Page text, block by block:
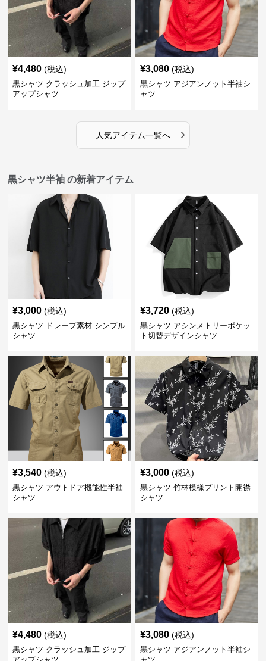
¥4,480 (税込)
黒シャツ クラッシュ加工 ジップ
アップシャツ
¥3,080 (税込)
黒シャツ アジアンノット半袖シ
ャツ
人気アイテム一覧へ ›
黒シャツ半袖 の新着アイテム
¥3,000 (税込)
黒シャツ ドレープ素材 シンプル
シャツ
¥3,720 (税込)
黒シャツ アシンメトリーポケッ
ト切替デザインシャツ
¥3,540 (税込)
黒シャツ アウトドア機能性半袖
シャツ
¥3,000 (税込)
黒シャツ 竹林模様プリント開襟
シャツ
¥4,480 (税込)
黒シャツ クラッシュ加工 ジップ
¥3,080 (税込)
黒シャツ アジアンノット半袖シ